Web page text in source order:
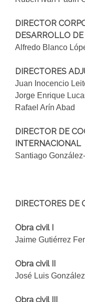
DIRECTOR
DESARROLLO
Alfredo Blanco
DIRECTORES
Juan Inocencio
Jorge Enrique
Rafael Arín Abad
DIRECTOR DE
INTERNACIONAL
Santiago
DIRECTORES DE
Obra civil I
Jaime Gutiérrez
Obra civil II
José Luis
Obra civil III